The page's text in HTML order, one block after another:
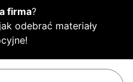
firma?
odebrać materiały